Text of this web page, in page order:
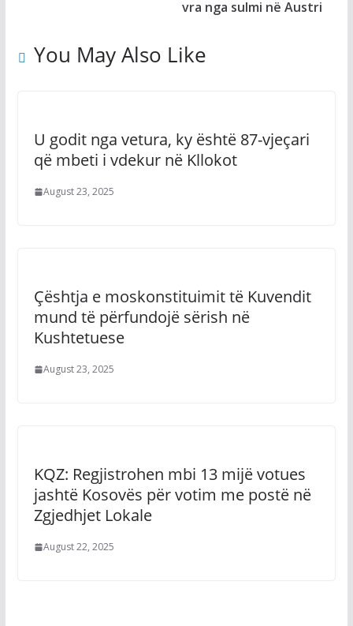
vra nga sulmi në Austri
You May Also Like
U godit nga vetura, ky është 87-vjeçari
që mbeti i vdekur në Kllokot
August 23, 2025
Çështja e moskonstituimit të Kuvendit
mund të përfundojë sërish në
Kushtetuese
August 23, 2025
KQZ: Regjistrohen mbi 13 mijë votues
jashtë Kosovës për votim me postë në
Zgjedhjet Lokale
August 22, 2025